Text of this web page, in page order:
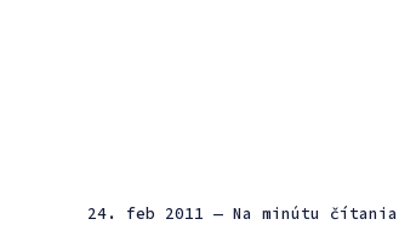
24. feb 2011 — Na minútu čítania